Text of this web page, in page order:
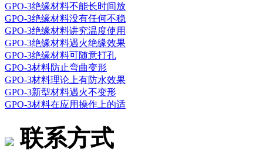
GPO-3绝缘材料不能长时间放
GPO-3绝缘材料没有任何不稳
GPO-3绝缘材料讲究温度使用
GPO-3绝缘材料遇火绝缘效果
GPO-3绝缘材料可随意打孔
GPO-3材料防止弯曲变形
GPO-3材料理论上有防水效果
GPO-3新型材料遇火不变形
GPO-3材料在应用操作上的适
联系方式